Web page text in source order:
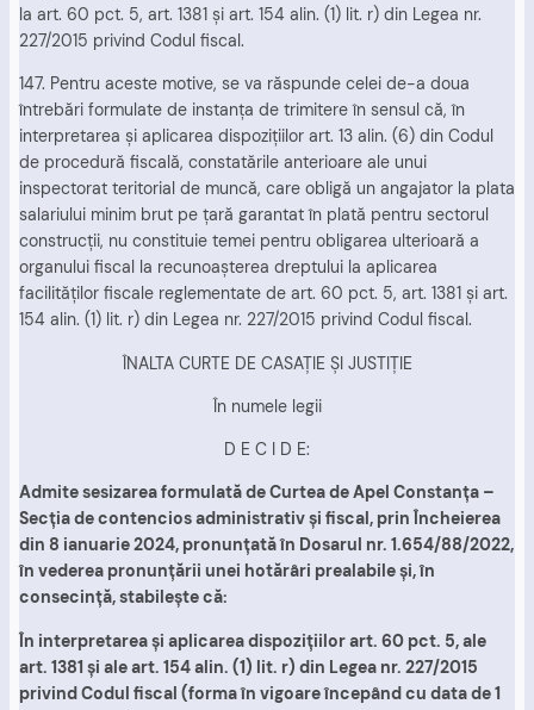
la art. 60 pct. 5, art. 1381 şi art. 154 alin. (1) lit. r) din Legea nr.
227/2015 privind Codul fiscal.
147. Pentru aceste motive, se va răspunde celei de-a doua
întrebări formulate de instanţa de trimitere în sensul că, în
interpretarea şi aplicarea dispoziţiilor art. 13 alin. (6) din Codul
de procedură fiscală, constatările anterioare ale unui
inspectorat teritorial de muncă, care obligă un angajator la plata
salariului minim brut pe ţară garantat în plată pentru sectorul
construcţii, nu constituie temei pentru obligarea ulterioară a
organului fiscal la recunoaşterea dreptului la aplicarea
facilităţilor fiscale reglementate de art. 60 pct. 5, art. 1381 şi art.
154 alin. (1) lit. r) din Legea nr. 227/2015 privind Codul fiscal.
ÎNALTA CURTE DE CASAŢIE ŞI JUSTIŢIE
În numele legii
D E C I D E:
Admite sesizarea formulată de Curtea de Apel Constanţa –
Secţia de contencios administrativ şi fiscal, prin Încheierea
din 8 ianuarie 2024, pronunţată în Dosarul nr. 1.654/88/2022,
în vederea pronunţării unei hotărâri prealabile şi, în
consecinţă, stabileşte că:
În interpretarea şi aplicarea dispoziţiilor art. 60 pct. 5, ale
art. 1381 şi ale art. 154 alin. (1) lit. r) din Legea nr. 227/2015
privind Codul fiscal (forma în vigoare începând cu data de 1